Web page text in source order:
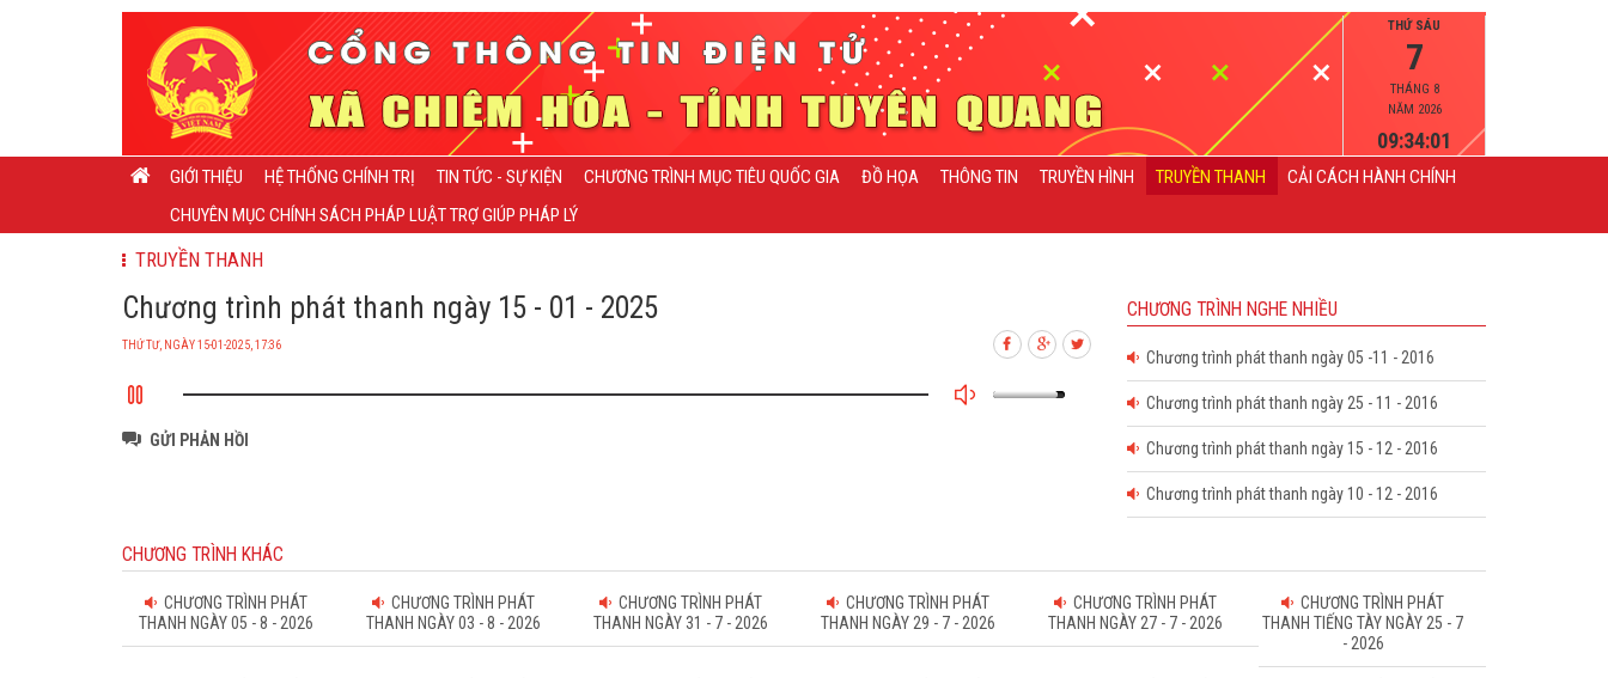
THỨ SÁU
7
THÁNG 8
NĂM 2026
09:34:01
GIỚI THIỆU HỆ THỐNG CHÍNH TRỊ TIN TỨC - SỰ KIỆN CHƯƠNG TRÌNH MỤC TIÊU QUỐC GIA ĐỒ HỌA THÔNG TIN TRUYỀN HÌNH TRUYỀN THANH
CẢI CÁCH HÀNH CHÍNH
CHUYÊN MỤC CHÍNH SÁCH PHÁP LUẬT TRỢ GIÚP PHÁP LÝ
TRUYỀN THANH
Chương trình phát thanh ngày 15 - 01 - 2025
THỨ TƯ, NGÀY 15-01-2025, 17:36
GỬI PHẢN HỒI
CHƯƠNG TRÌNH NGHE NHIỀU
Chương trình phát thanh ngày 05 -11 - 2016
Chương trình phát thanh ngày 25 - 11 - 2016
Chương trình phát thanh ngày 15 - 12 - 2016
Chương trình phát thanh ngày 10 - 12 - 2016
CHƯƠNG TRÌNH KHÁC
CHƯƠNG TRÌNH PHÁT
THANH NGÀY 05 - 8 - 2026
CHƯƠNG TRÌNH PHÁT
THANH NGÀY 03 - 8 - 2026
CHƯƠNG TRÌNH PHÁT
THANH NGÀY 31 - 7 - 2026
CHƯƠNG TRÌNH PHÁT
THANH NGÀY 29 - 7 - 2026
CHƯƠNG TRÌNH PHÁT
THANH NGÀY 27 - 7 - 2026
CHƯƠNG TRÌNH PHÁT
THANH TIẾNG TÀY NGÀY 25 - 7
- 2026